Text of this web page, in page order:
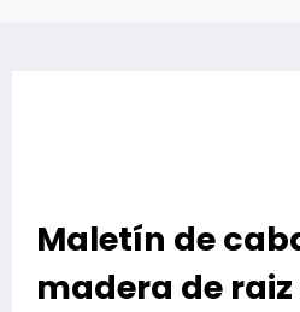
Maletín de
madera de